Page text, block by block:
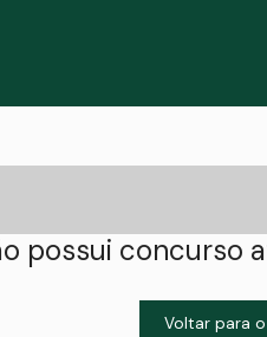
possui concurso
Voltar para o